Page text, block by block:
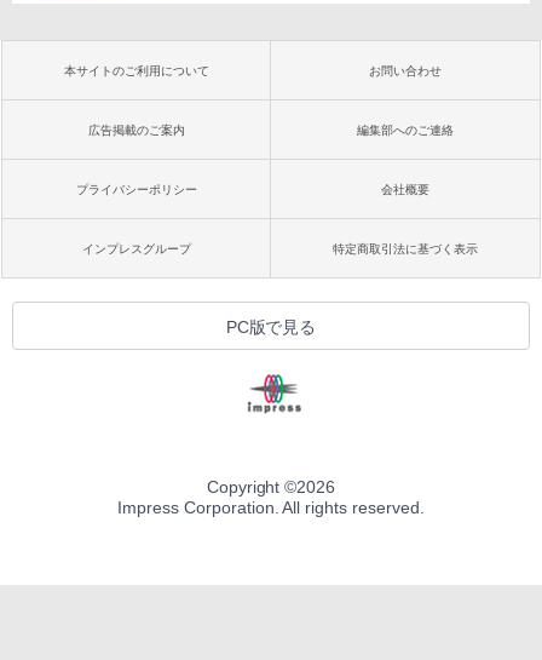
本サイトのご利用について お問い合わせ
広告掲載のご案内 編集部へのご連絡
プライバシーポリシー 会社概要
インプレスグループ 特定商取引法に基づく表示
PC版で見る
Copyright ©2026
Impress Corporation. All rights reserved.